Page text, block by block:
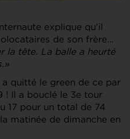
explique qu’il
de son frère…
la tête. La balle a heurté
quitté le green de ce par
! Il a bouclé le 3e tour
17 pour un total de 74
matinée de dimanche en